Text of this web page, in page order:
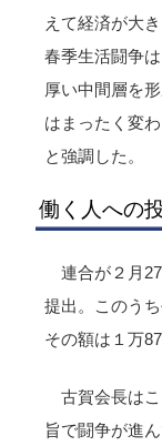
えて経済が大
春季生活闘争
厚い中間層を
はまったく変
と強調した。
働く人への
連合が２月
提出。このう
その額は１万
古賀会長は
旨で闘争が進